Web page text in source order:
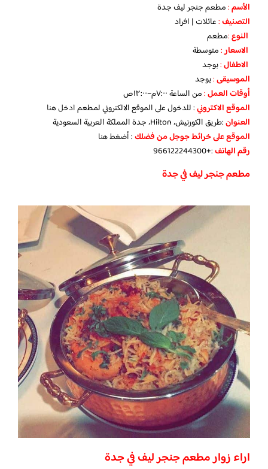
الأسم:مطعم جنجر ليف جدة
التصنيف:عائلات | افراد
النوع:مطعم
الاسعار:متوسطة
الاطفال:بوجد
الموسيقى:يوجد
‏أوقات العمل:من الساعة ٧:٠٠م–١٢:٠٠ص
الموقع الاكتروني: للدخول على الموقع الالكتروني لمطعمادخل هنا
العنوان:طريق الكورنيش، Hilton، جدة المملكة العربية السعودية
الموقع على خرائط جوجل من فضلك:أضغط هنا
رقم الهاتف:+966122244300
مطعم جنجر ليف في جدة
اراء زوار مطعم جنجر ليف في جدة